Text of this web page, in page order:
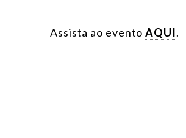
Assista ao eventoAQUI.